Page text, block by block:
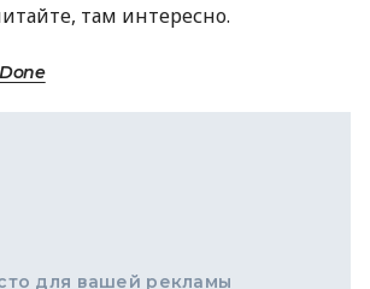
там интересно.
Done
для вашей рекламы